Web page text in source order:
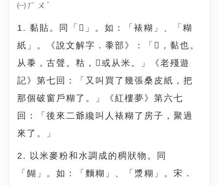
㈠ㄏㄨˊ
1. 黏貼。同「𪏻」。如：「裱糊」、「糊
紙」。《說文解字．黍部》：「𪏻，黏也。
从黍，古聲。䊀，𪏻或从米。」《老殘遊
記》第七回：「又叫買了幾張桑皮紙，把
那個破窗戶糊了。」《紅樓夢》第六七
回：「後來二爺纔叫人裱糊了房子，聚過
來了。」
2. 以米麥粉和水調成的稠狀物。同
「餬」。如：「麵糊」、「漿糊」。宋．